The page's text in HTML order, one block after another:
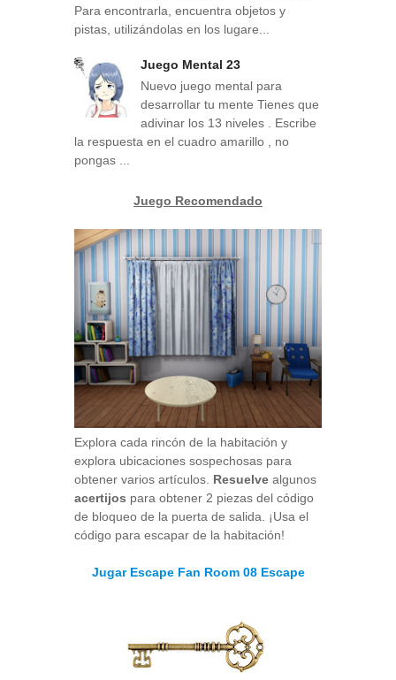
Para encontrarla, encuentra objetos y
pistas, utilizándolas en los lugare...
Juego Mental 23
Nuevo juego mental para
desarrollar tu mente Tienes que
adivinar los 13 niveles . Escribe
la respuesta en el cuadro amarillo , no
pongas ...
Juego Recomendado
Explora cada rincón de la habitación y
explora ubicaciones sospechosas para
obtener varios artículos. Resuelve algunos
acertijos para obtener 2 piezas del código
de bloqueo de la puerta de salida. ¡Usa el
código para escapar de la habitación!
Jugar Escape Fan Room 08 Escape